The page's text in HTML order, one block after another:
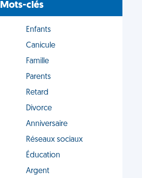
Mots-clés
Enfants
Canicule
Famille
Parents
Retard
Divorce
Anniversaire
Réseaux sociaux
Éducation
Argent